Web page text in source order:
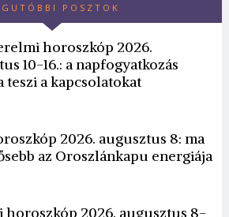
POSZTOK
horoszkóp 2026.
10-16.: a napfogyatkozás
teszi a kapcsolatokat
2026. augusztus 8: ma
az Oroszlánkapu energiája
horoszkóp 2026. augusztus 8-
bejelentkezés
felhasználónév